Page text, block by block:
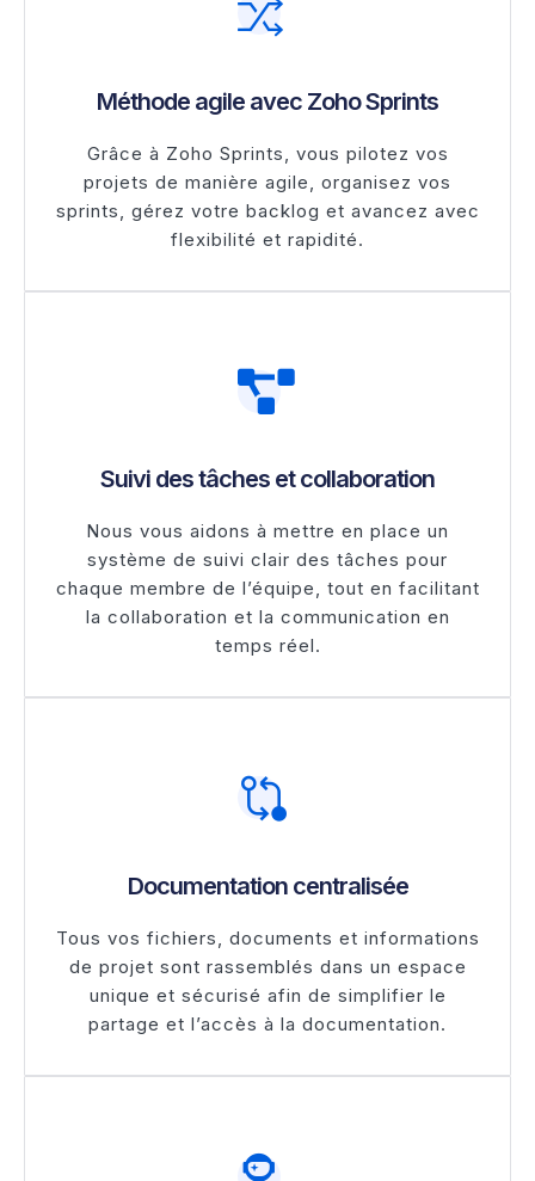
Méthode agile avec Zoho Sprints
Grâce à Zoho Sprints, vous pilotez vos
projets de manière agile, organisez vos
sprints, gérez votre backlog et avancez avec
flexibilité et rapidité.
Suivi des tâches et collaboration
Nous vous aidons à mettre en place un
système de suivi clair des tâches pour
chaque membre de l’équipe, tout en facilitant
la collaboration et la communication en
temps réel.
Documentation centralisée
Tous vos fichiers, documents et informations
de projet sont rassemblés dans un espace
unique et sécurisé afin de simplifier le
partage et l’accès à la documentation.